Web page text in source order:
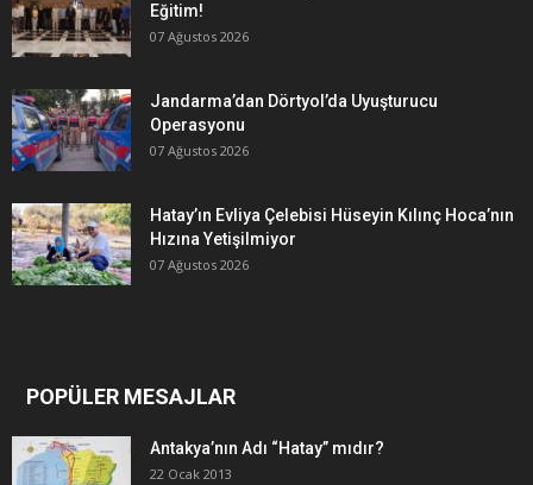
Eğitim!
07 Ağustos 2026
Jandarma’dan Dörtyol’da Uyuşturucu
Operasyonu
07 Ağustos 2026
Hatay’ın Evliya Çelebisi Hüseyin Kılınç Hoca’nın
Hızına Yetişilmiyor
07 Ağustos 2026
POPÜLER MESAJLAR
Antakya’nın Adı “Hatay” mıdır?
22 Ocak 2013